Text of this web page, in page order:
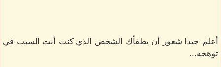
أعلم جيدا شعور أن يطفأك الشخص الذي كنت أنت السبب في
توهجه...